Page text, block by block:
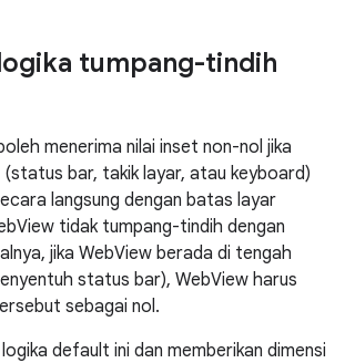
tumpang-tindih
menerima nilai inset non-nol jika
(status bar, takik layar, atau keyboard)
langsung dengan batas layar
tidak tumpang-tindih dengan
jika WebView berada di tengah
status bar), WebView harus
sebagai nol.
default ini dan memberikan dimensi